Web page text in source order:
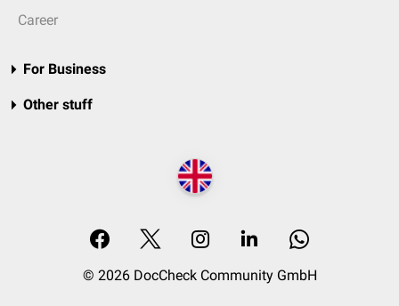
Career
For Business
Other stuff
© 2026 DocCheck Community GmbH